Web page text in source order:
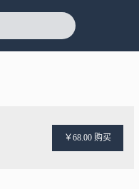
￥68.00 购买